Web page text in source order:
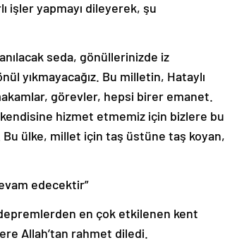
işler yapmayı dileyerek, şu
seda, gönüllerinizde iz
yıkmayacağız. Bu milletin, Hataylı
görevler, hepsi birer emanet.
hizmet etmemiz için bizlere bu
ülke, millet için taş üstüne taş koyan,
edecektir”
en çok etkilenen kent
Allah’tan rahmet diledi.